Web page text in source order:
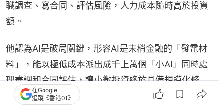
職調查、寫合同、評估風險，人力成本隨時高於投資
額。
他認為AI是破局關鍵，形容AI是末梢金融的「發電材
料」，能以極低成本派出成千上萬個「小AI」同時處
理盡調和合同評估，讓小微投資終於具備規模化條
件。「每天我醒來都充滿感恩，年近七十能趕上AI大
在Google
追蹤《香港01》